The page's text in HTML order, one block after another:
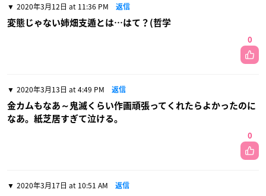
2020年3月12日 at 11:36 PM 返信
変態じゃない姉畑支遁とは…はて？(哲学
0
2020年3月13日 at 4:49 PM 返信
金カムもなあ～鬼滅くらい作画頑張ってくれたらよかったのに
なあ。紙芝居すぎて泣ける。
0
2020年3月17日 at 10:51 AM 返信